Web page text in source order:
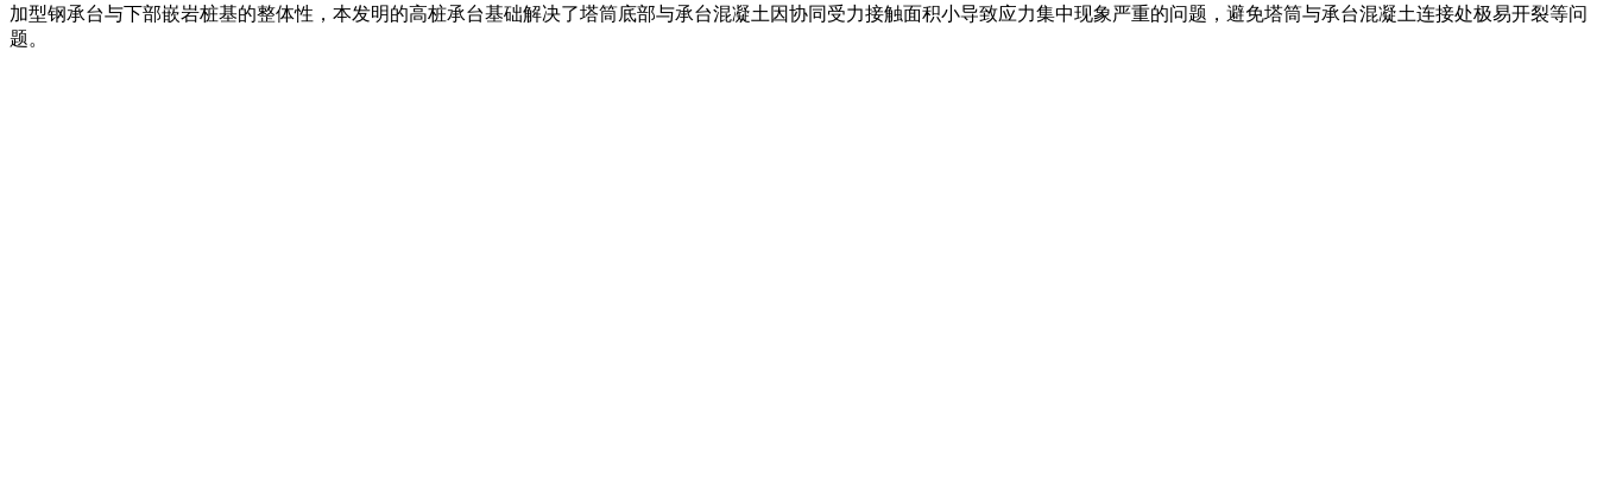
加型钢承台与下部嵌岩桩基的整体性，本发明的高桩承台基础解决了塔筒底部与承台混凝土因协同受力接触面积小导致应力集中现象严重的问题，避免塔筒与承台混凝土连接处极易开裂等问
题。